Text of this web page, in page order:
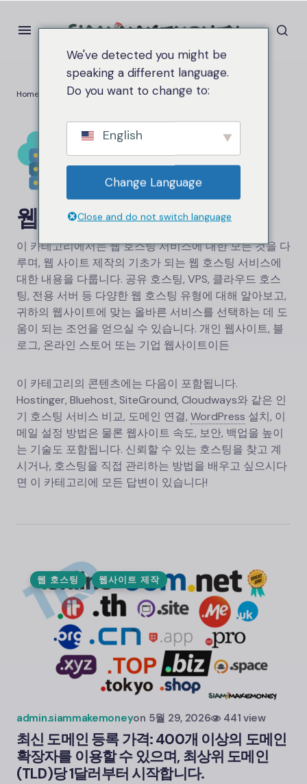
Home 웹 호스팅
웹 호스팅
이 카테고리에서는 웹 호스팅 서비스에 대한 모든 것을 다
루며, 웹 사이트 제작의 기초가 되는 웹 호스팅 서비스에
대한 내용을 다룹니다. 공유 호스팅, VPS, 클라우드 호스
팅, 전용 서버 등 다양한 웹 호스팅 유형에 대해 알아보고,
귀하의 웹사이트에 맞는 올바른 서비스를 선택하는 데 도
움이 되는 조언을 얻으실 수 있습니다. 개인 웹사이트, 블
로그, 온라인 스토어 또는 기업 웹사이트이든
이 카테고리의 콘텐츠에는 다음이 포함됩니다.
Hostinger, Bluehost, SiteGround, Cloudways와 같은 인
기 호스팅 서비스 비교, 도메인 연결, WordPress 설치, 이
메일 설정 방법은 물론 웹사이트 속도, 보안, 백업을 높이
는 기술도 포함됩니다. 신뢰할 수 있는 호스팅을 찾고 계
시거나, 호스팅을 직접 관리하는 방법을 배우고 싶으시다
면 이 카테고리에 모든 답변이 있습니다!
웹 호스팅 웹사이트 제작
admin.siammakemoneyon 5월 29, 2026 441 view
최신 도메인 등록 가격: 400개 이상의 도메인
확장자를 이용할 수 있으며, 최상위 도메인
(TLD)당 1달러부터 시작합니다.
We've detected you might be
speaking a different language.
Do you want to change to:
English
Change Language
Close and do not switch language